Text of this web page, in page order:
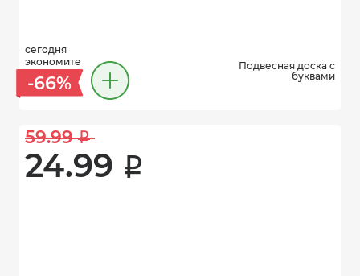
сегодня
экономите
-66%
Подвесная доска с
буквами
59.99 i
24.99 i